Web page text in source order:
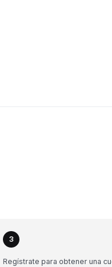
3
Regístrate para obtener una